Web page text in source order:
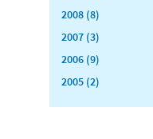
2008 (8)
2007 (3)
2006 (9)
2005 (2)